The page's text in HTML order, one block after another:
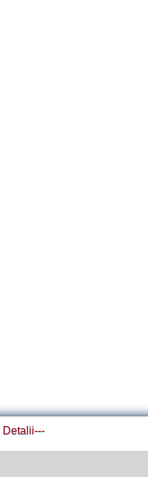
Detalii---